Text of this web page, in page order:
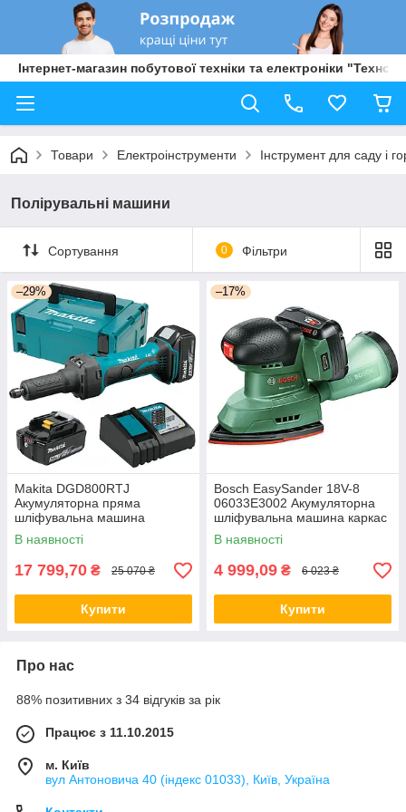
Інтернет-магазин побутової техніки та електроніки "Техно
Товари Електроінструменти Інструмент для саду і
Полірувальні машини
Сортування 0 Фільтри
–29%
Makita DGD800RTJ
Акумуляторна пряма
шліфувальна машина
комплект
В наявності
17 799,70 ₴ 25 070 ₴
Купити
–17%
Bosch EasySander 18V-8
06033E3002 Акумуляторна
шліфувальна машина каркас
В наявності
4 999,09 ₴ 6 023 ₴
Купити
Про нас
88% позитивних з 34 відгуків за рік
Працює з 11.10.2015
м. Київ
вул Антоновича 40 (індекс 01033), Київ, Україна